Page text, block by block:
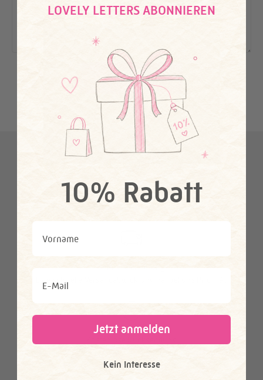
Nachricht senden
This is my happy place
Bequem per Rechnung zahlen
LOVELY LETTERS ABONNIEREN
10% Rabatt
Jetzt anmelden
Kein Interesse